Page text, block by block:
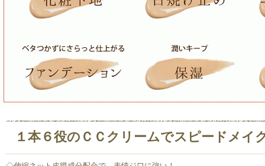
１本６役のＣＣクリームでスピードメイ